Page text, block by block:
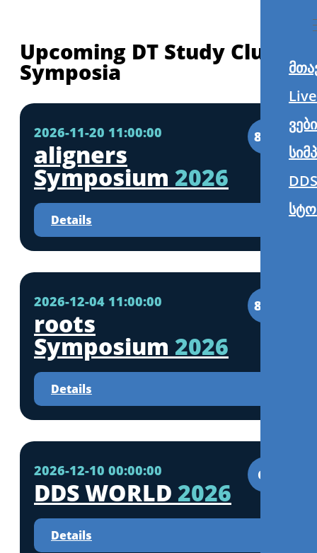
Upcoming DT Study Club
Symposia
2026-11-20 11:00:00 8CE
aligners
Symposium 2026
Details
2026-12-04 11:00:00 8CE
roots
Symposium 2026
Details
2026-12-10 00:00:00 CE
DDS WORLD 2026
Details